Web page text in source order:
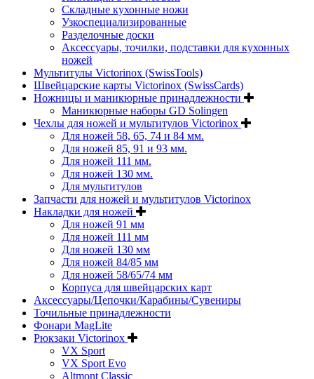
Складные кухонные ножи
Узкоспециализированные
Разделочные доски
Аксессуары, точилки, подставки для кухонных
ножей
Мультитулы Victorinox (SwissTools)
Швейцарские карты Victorinox (SwissCards)
Ножницы и маникюрные принадлежности
Маникюрные наборы GD Solingen
Чехлы для ножей и мультитулов Victorinox
Для ножей 58, 65, 74 и 84 мм.
Для ножей 85, 91 и 93 мм.
Для ножей 111 мм.
Для ножей 130 мм.
Для мультитулов
Запчасти для ножей и мультитулов Victorinox
Накладки для ножей
Для ножей 91 мм
Для ножей 111 мм
Для ножей 130 мм
Для ножей 84/85 мм
Для ножей 58/65/74 мм
Корпуса для швейцарских карт
Аксессуары/Цепочки/Карабины/Сувениры
Точильные принадлежности
Фонари MagLite
Рюкзаки Victorinox
VX Sport
VX Sport Evo
Altmont Classic